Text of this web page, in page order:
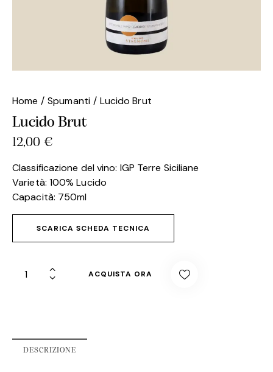
Home Spumanti Lucido Brut
Lucido Brut
12,00 €
Classificazione del vino: IGP Terre Siciliane
Varietà: 100% Lucido
Capacità: 750ml
SCARICA SCHEDA TECNICA
ACQUISTA ORA
DESCRIZIONE